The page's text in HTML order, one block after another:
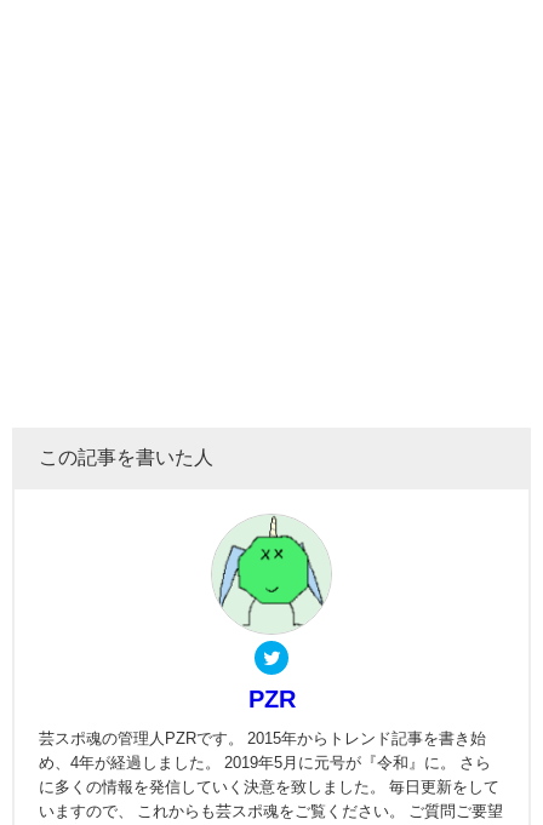
この記事を書いた人
PZR
芸スポ魂の管理人PZRです。 2015年からトレンド記事を書き始
め、4年が経過しました。 2019年5月に元号が『令和』に。 さら
に多くの情報を発信していく決意を致しました。 毎日更新をして
いますので、 これからも芸スポ魂をご覧ください。 ご質問ご要望